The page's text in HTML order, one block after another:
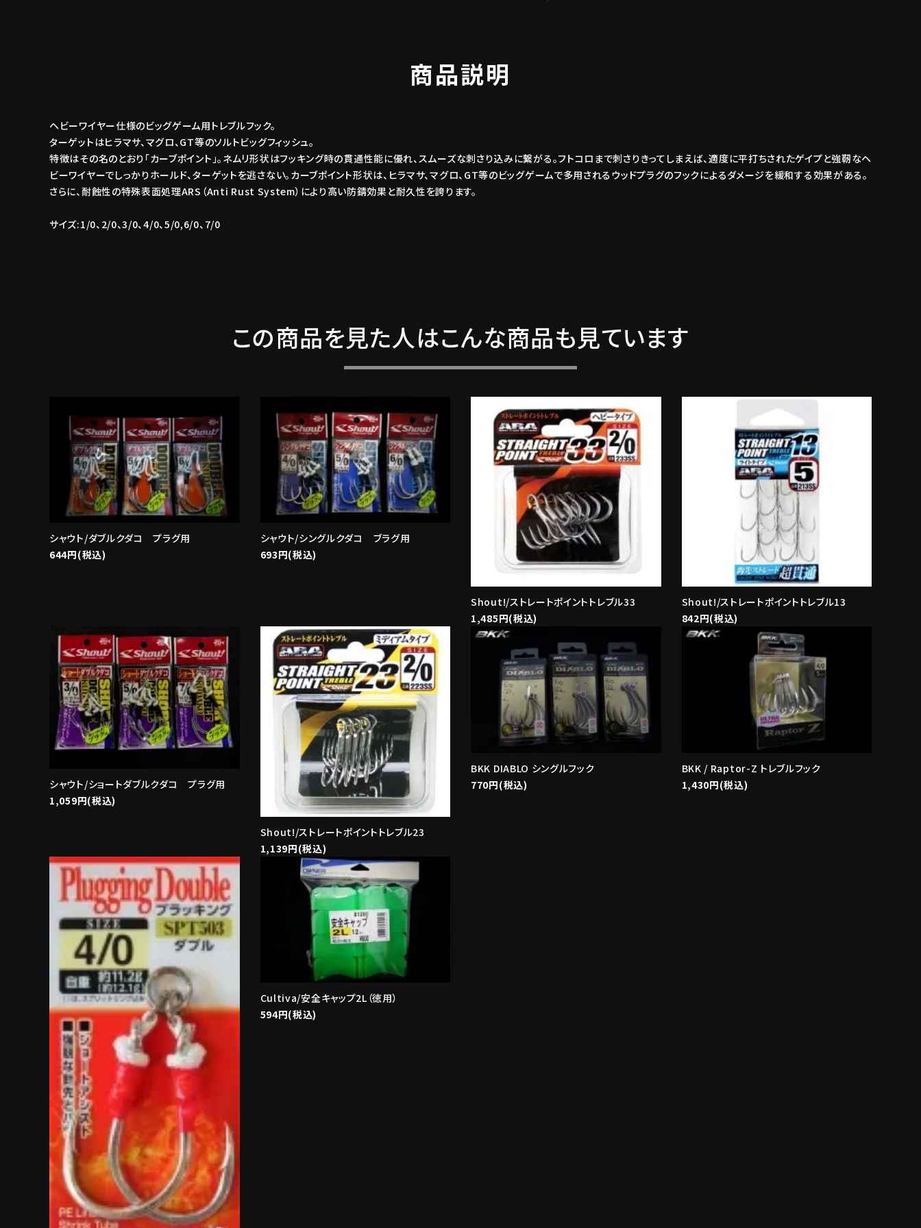
商品説明
ヘビーワイヤー仕様のビッグゲーム用トレブルフック。
ターゲットはヒラマサ、マグロ、GT等のソルトビッグフィッシュ。
特徴はその名のとおり「カーブポイント」。ネムリ形状はフッキング時の貫通性能に優れ、スムーズな刺さり込みに繋がる。フトコロまで刺さりきってしまえば、適度に平打ちされたゲイプと強靭なヘ
ビーワイヤーでしっかりホールド、ターゲットを逃さない。カーブポイント形状は、ヒラマサ、マグロ、GT等のビッグゲームで多用されるウッドプラグのフックによるダメージを緩和する効果がある。
さらに、耐蝕性の特殊表面処理ARS（Anti Rust System）により高い防錆効果と耐久性を誇ります。
サイズ:1/0、2/0、3/0、4/0、5/0,6/0、7/0
この商品を見た人はこんな商品も見ています
シャウト/ダブルクダコ プラグ用
644円(税込)
シャウト/シングルクダコ ブラグ用
693円(税込)
Shout!/ストレートポイントトレブル33
1,485円(税込)
Shout!/ストレートポイントトレブル13
842円(税込)
シャウト/ショートダブルクダコ プラグ用
1,059円(税込)
Shout!/ストレートポイントトレブル23
1,139円(税込)
BKK DIABLO シングルフック
770円(税込)
BKK / Raptor-Z トレブルフック
1,430円(税込)
Cultiva/安全キャップ2L（徳用）
594円(税込)